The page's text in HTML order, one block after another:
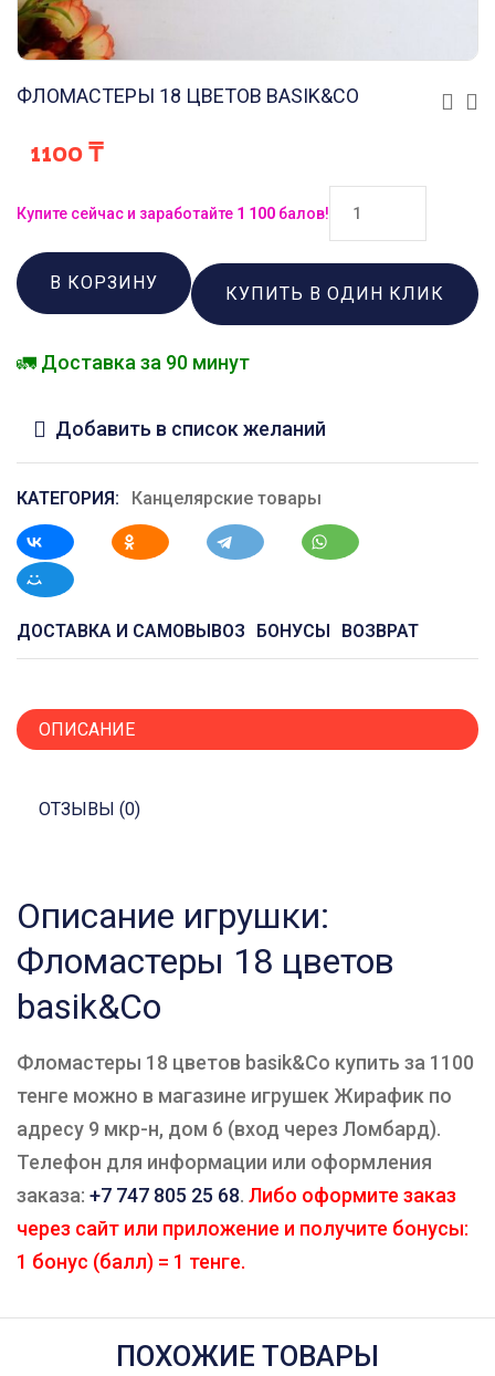
ФЛОМАСТЕРЫ 18 ЦВЕТОВ BASIK&CO
1100₸
Купите сейчас и заработайте 1 100 балов!
В КОРЗИНУ
КУПИТЬ В ОДИН КЛИК
🚛 Доставка за 90 минут
Добавить в список желаний
КАТЕГОРИЯ: Канцелярские товары
ДОСТАВКА И САМОВЫВОЗ БОНУСЫ ВОЗВРАТ
ОПИСАНИЕ
ОТЗЫВЫ (0)
Описание игрушки:
Фломастеры 18 цветов
basik&Co
Фломастеры 18 цветов basik&Co купить за 1100
тенге можно в магазине игрушек Жирафик по
адресу 9 мкр-н, дом 6 (вход через Ломбард).
Телефон для информации или оформления
заказа: +7 747 805 25 68. Либо оформите заказ
через сайт или приложение и получите бонусы:
1 бонус (балл) = 1 тенге.
ПОХОЖИЕ ТОВАРЫ